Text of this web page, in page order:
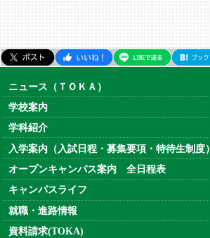
ニュース（ＴＯＫＡ）
学校案内
学科紹介
入学案内（入試日程・募集要項・特待生制度）
オープンキャンパス案内 全日程表
キャンパスライフ
就職・進路情報
資料請求(TOKA)